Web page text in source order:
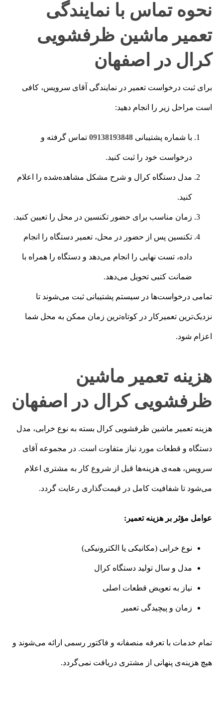
نحوه تماس با نمایندگی
تعمیر ماشین ظرفشویی
کرال در اصفهان
برای ثبت درخواست تعمیر در نمایندگی آقای سرویس، کافی
است مراحل زیر را انجام دهید:
با شماره پشتیبانی09138193848 تماس گرفته و
درخواست خود را ثبت کنید.
مدل دستگاه کرال و شرح مشکل مشاهده‌شده را اعلام
کنید.
زمان مناسب برای حضور تکنسین در محل را تعیین کنید.
تکنسین پس از حضور در محل، تعمیر دستگاه را انجام
داده، تست نهایی را انجام می‌دهد و دستگاه را همراه با
ضمانت کتبی تحویل می‌دهد.
تمامی درخواست‌ها در سیستم پشتیبانی ثبت می‌شوند تا
نزدیک‌ترین تعمیرکار در کوتاه‌ترین زمان ممکن به محل شما
اعزام شود.
هزینه تعمیر ماشین
ظرفشویی کرال در اصفهان
هزینه تعمیر ماشین ظرفشویی کرال بسته به نوع خرابی، مدل
دستگاه و قطعات مورد نیاز متفاوت است. در مجموعه آقای
سرویس، همه‌ی هزینه‌ها قبل از شروع کار به مشتری اعلام
می‌شود تا شفافیت کامل در قیمت‌گذاری رعایت گردد.
عوامل مؤثر بر هزینه تعمیر:
نوع خرابی (مکانیکی یا الکترونیکی)
مدل و سال تولید دستگاه کرال
نیاز به تعویض قطعات اصلی
زمان و پیچیدگی تعمیر
تمام خدمات با تعرفه منصفانه و فاکتور رسمی ارائه می‌شوند و
هیچ هزینه‌ی پنهانی از مشتری دریافت نمی‌گردد.